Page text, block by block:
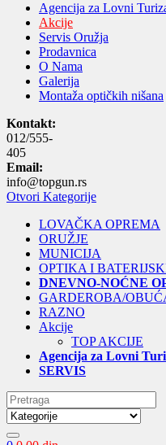
Agencija za Lovni
Akcije
Servis Oružja
Prodavnica
O Nama
Galerija
Montaža optičkih nišana
Kontakt:
012/555-
405
Email:
info@topgun.rs
Otvori Kategorije
LOVAČKA OPREMA
ORUŽJE
MUNICIJA
OPTIKA I
DNEVNO-NOĆNE
GARDEROBA/
RAZNO
Akcije
TOP AKCIJE
Agencija za Lovni
SERVIS
Search
for: